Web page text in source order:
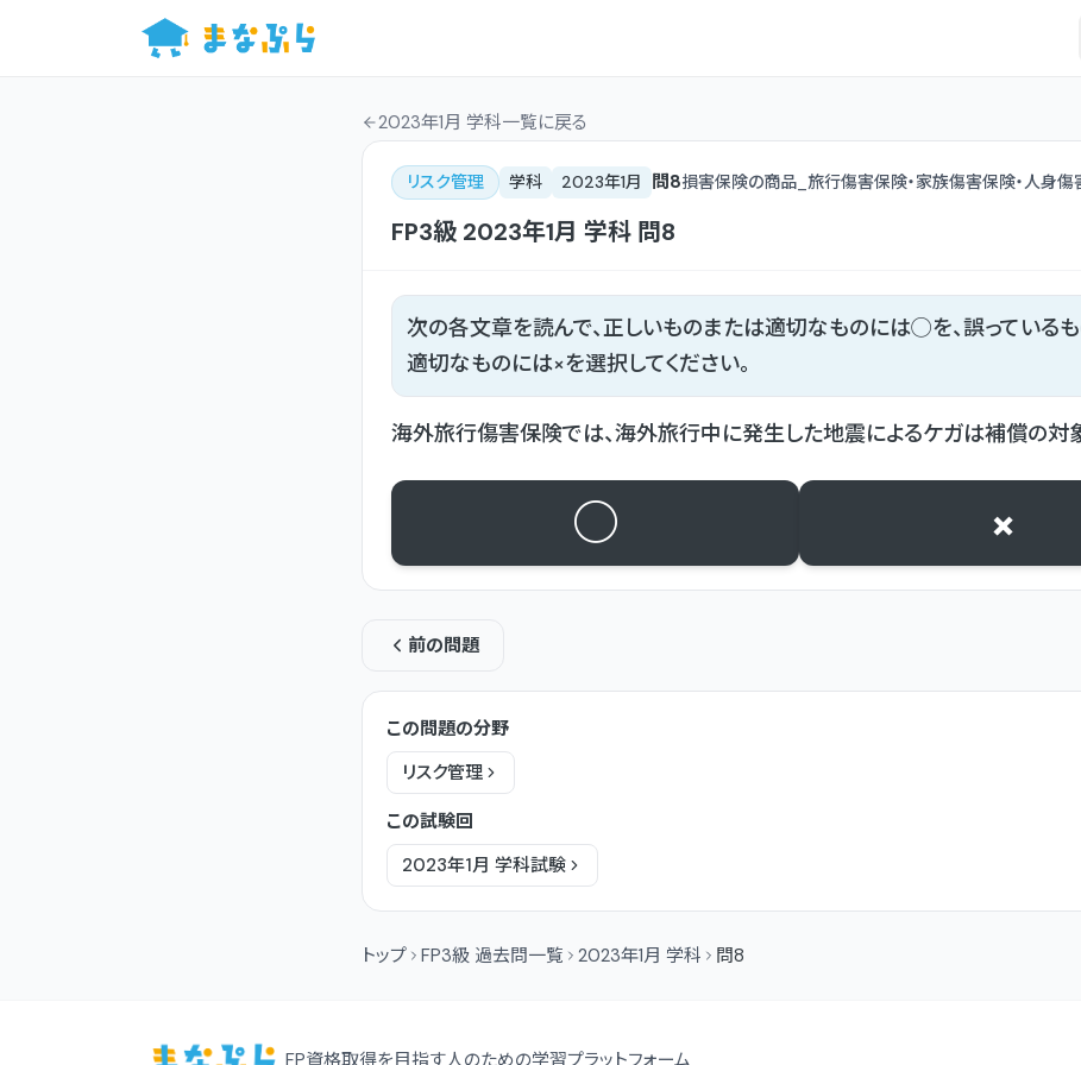
2023年1月 学科一覧に戻る
リスク管理 学科 2023年1月 問8損害保険の商品_旅行傷害保険・家族傷害保険・人身
FP3級 2023年1月 学科 問8
次の各文章を読んで、正しいものまたは適切なものには◯を、誤っている
適切なものには×を選択してください。
海外旅行傷害保険では、海外旅行中に発生した地震によるケガは補償の対
○ ×
前の問題
この問題の分野
リスク管理
この試験回
2023年1月 学科試験
トップ FP3級 過去問一覧 2023年1月 学科 問8
FP資格取得を目指す人のための学習プラットフォーム